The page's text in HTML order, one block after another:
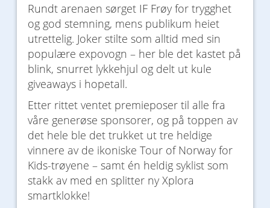
Rundt arenaen sørget IF Frøy for trygghet
og god stemning, mens publikum heiet
utrettelig. Joker stilte som alltid med sin
populære expovogn – her ble det kastet på
blink, snurret lykkehjul og delt ut kule
giveaways i hopetall.
Etter rittet ventet premieposer til alle fra
våre generøse sponsorer, og på toppen av
det hele ble det trukket ut tre heldige
vinnere av de ikoniske Tour of Norway for
Kids-trøyene – samt én heldig syklist som
stakk av med en splitter ny Xplora
smartklokke!